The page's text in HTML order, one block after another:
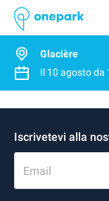
Glacière
Il 10 agostoda
Iscrivetevi alla
Email